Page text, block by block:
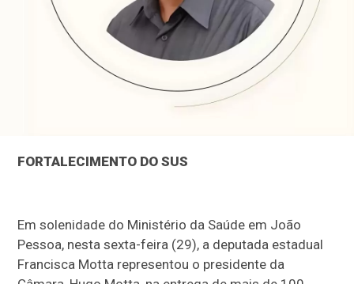
FORTALECIMENTO DO SUS
Em solenidade do Ministério da Saúde em João
Pessoa, nesta sexta-feira (29), a deputada estadual
Francisca Motta representou o presidente da